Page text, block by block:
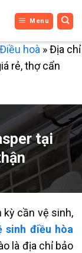
Menu
hoà »Địa chỉ
rẻ, thợ cẩn
tại
kỳ cần vệ sinh,
sinh điều hòa
là địa chỉ bảo